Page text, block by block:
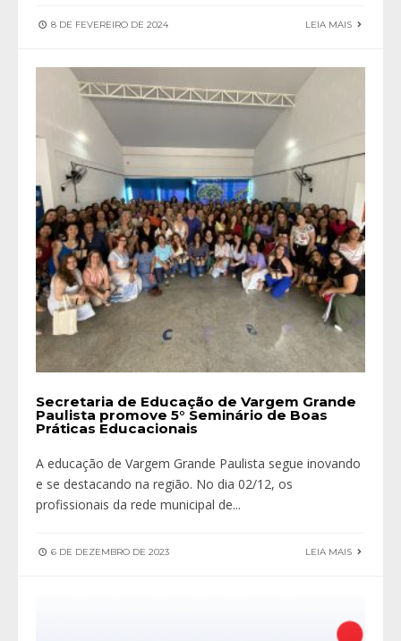
8 DE FEVEREIRO DE 2024 LEIA MAIS
Secretaria de Educação de Vargem Grande
Paulista promove 5° Seminário de Boas
Práticas Educacionais
A educação de Vargem Grande Paulista segue inovando
e se destacando na região. No dia 02/12, os
profissionais da rede municipal de...
6 DE DEZEMBRO DE 2023 LEIA MAIS